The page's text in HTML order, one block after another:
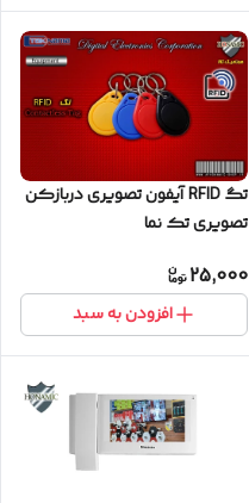
تگ RFID آیفون تصویری دربازکن
تصویری تک نما
25,000
افزودن به سبد